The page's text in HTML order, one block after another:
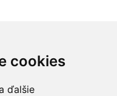
cookies
ďalšie